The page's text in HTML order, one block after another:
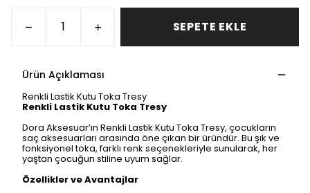
SEPETE EKLE
Ürün Açıklaması
Renkli Lastik Kutu Toka Tresy
Renkli Lastik Kutu Toka Tresy
Dora Aksesuar’ın Renkli Lastik Kutu Toka Tresy, çocukların
saç aksesuarları arasında öne çıkan bir üründür. Bu şık ve
fonksiyonel toka, farklı renk seçenekleriyle sunularak, her
yaştan çocuğun stiline uyum sağlar.
Özellikler ve Avantajlar